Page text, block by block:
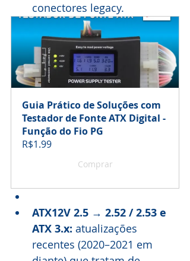
conectores legacy.
Guia Prático de Soluções com
Testador de Fonte ATX Digital -
Função do Fio PG
R$1.99
Comprar
ATX12V 2.5 → 2.52 / 2.53 e
ATX 3.x: atualizações
recentes (2020–2021 em